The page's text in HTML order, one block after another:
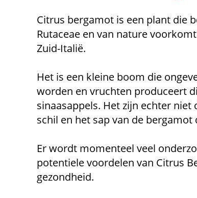
Citrus bergamot is een plant die
Rutaceae en van nature
Zuid-Italië.
Het is een kleine boom die
worden en vruchten produceert
sinaasappels. Het zijn echter niet
schil en het sap van de
Er wordt momenteel veel
potentiele voordelen van Citrus
gezondheid.